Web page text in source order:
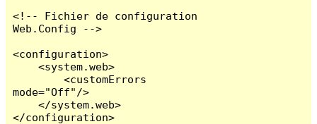
<!-- Fichier de configuration
Web.Config -->
<configuration>
    <system.web>
        <customErrors
mode="Off"/>
    </system.web>
</configuration>